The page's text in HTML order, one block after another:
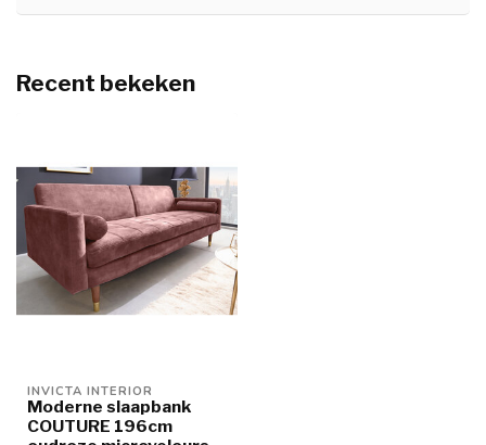
Recent bekeken
INVICTA INTERIOR
Moderne slaapbank
COUTURE 196cm